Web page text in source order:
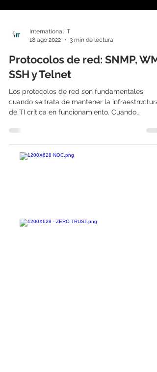
18 ago 2022
3 min de lectura
Protocolos de red: SNMP,
SSH y Telnet
Los protocolos de red son fundamentales
de TI crítica en funcionamiento. Cuando